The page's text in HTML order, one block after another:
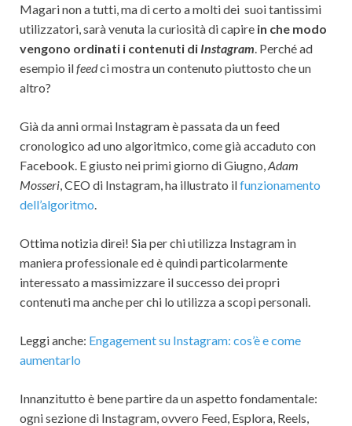
Magari non a tutti, ma di certo a molti dei suoi tantissimi
utilizzatori, sarà venuta la curiosità di capire in che modo
vengono ordinati i contenuti di Instagram . Perché ad
esempio ilfeedci mostra un contenuto piuttosto che un
altro?
Già da anni ormai Instagram è passata da un feed
cronologico ad uno algoritmico, come già accaduto con
Facebook. E giusto nei primi giorno di Giugno, Adam
Mosseri , CEO di Instagram, ha illustrato ilfunzionamento
dell’algoritmo
Ottima notizia direi! Sia per chi utilizza Instagram in
maniera professionale ed è quindi particolarmente
interessato a massimizzare il successo dei propri
contenuti ma anche per chi lo utilizza a scopi personali.
Leggi anche: Engagement su Instagram: cos’è e come
aumentarlo
Innanzitutto è bene partire da un aspetto fondamentale:
ogni sezione di Instagram, ovvero Feed, Esplora, Reels,